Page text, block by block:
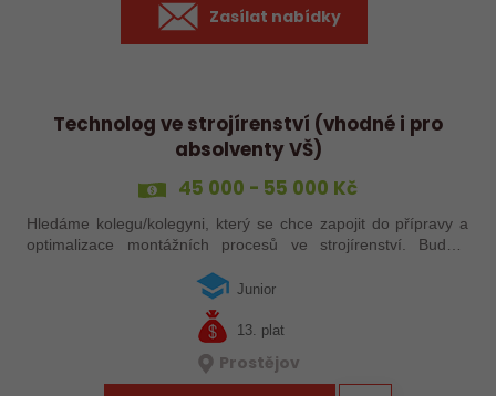
Zasílat nabídky
Technolog ve strojírenství (vhodné i pro
absolventy VŠ)
45 000 - 55 000 Kč
Hledáme kolegu/kolegyni, který se chce zapojit do přípravy a
optimalizace montážních procesů ve strojírenství. Budete
výrobě a spolupracovat…
Junior
13. plat
Prostějov